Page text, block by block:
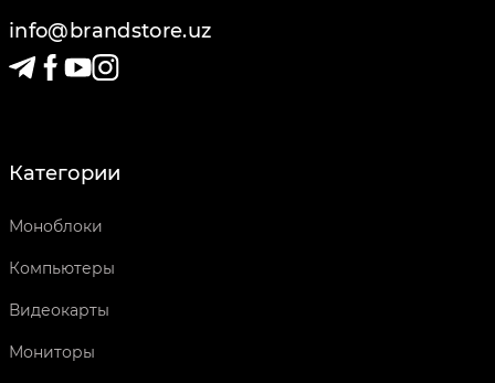
info@brandstore.uz
Категории
Моноблоки
Компьютеры
Видеокарты
Мониторы